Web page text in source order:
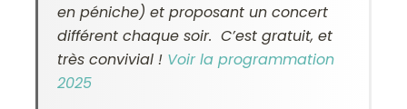
en péniche) et proposant un concert
différent chaque soir. C’est gratuit, et
très convivial ! Voir la programmation
2025